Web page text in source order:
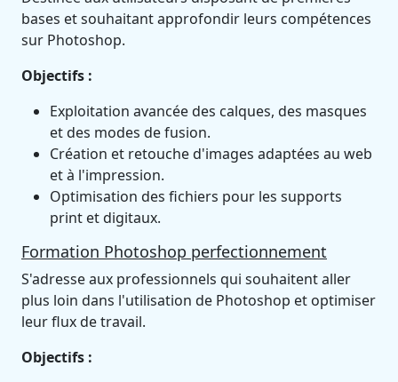
bases et souhaitant approfondir leurs compétences
sur Photoshop.
Objectifs :
Exploitation avancée des calques, des masques
et des modes de fusion.
Création et retouche d'images adaptées au web
et à l'impression.
Optimisation des fichiers pour les supports
print et digitaux.
Formation Photoshop perfectionnement
S'adresse aux professionnels qui souhaitent aller
plus loin dans l'utilisation de Photoshop et optimiser
leur flux de travail.
Objectifs :